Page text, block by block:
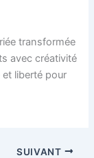
transformée
avec créativité
liberté pour
SUIVANT